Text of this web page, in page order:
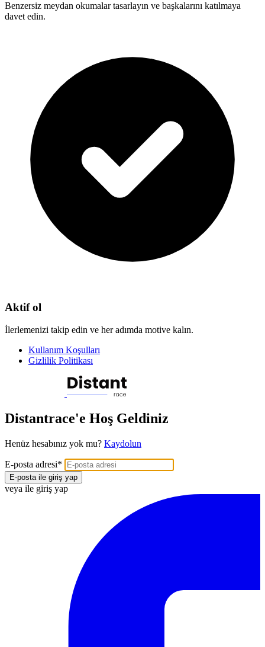
Benzersiz meydan okumalar tasarlayın ve başkalarını katılmaya
davet edin.
Aktif ol
İlerlemenizi takip edin ve her adımda motive kalın.
Kullanım Koşulları
Gizlilik Politikası
Distantrace'e Hoş Geldiniz
Henüz hesabınız yok mu? Kaydolun
E-posta adresi*
E-posta ile giriş yap
veya ile giriş yap